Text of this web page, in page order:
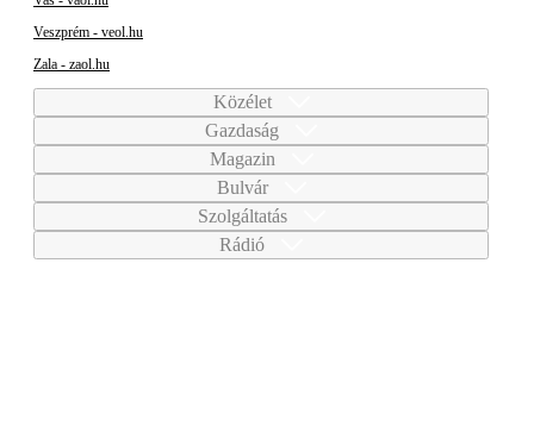
Veszprém - veol.hu
Zala - zaol.hu
Közélet
Gazdaság
Magazin
Bulvár
Szolgáltatás
Rádió